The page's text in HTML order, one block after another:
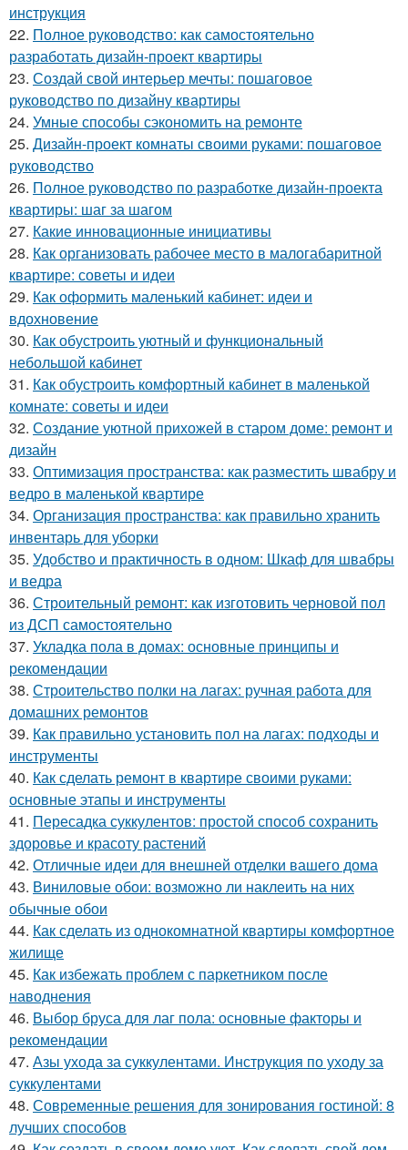
инструкция
22. Полное руководство: как самостоятельно
разработать дизайн-проект квартиры
23. Создай свой интерьер мечты: пошаговое
руководство по дизайну квартиры
24. Умные способы сэкономить на ремонте
25. Дизайн-проект комнаты своими руками: пошаговое
руководство
26. Полное руководство по разработке дизайн-проекта
квартиры: шаг за шагом
27. Какие инновационные инициативы
28. Как организовать рабочее место в малогабаритной
квартире: советы и идеи
29. Как оформить маленький кабинет: идеи и
вдохновение
30. Как обустроить уютный и функциональный
небольшой кабинет
31. Как обустроить комфортный кабинет в маленькой
комнате: советы и идеи
32. Создание уютной прихожей в старом доме: ремонт и
дизайн
33. Оптимизация пространства: как разместить швабру и
ведро в маленькой квартире
34. Организация пространства: как правильно хранить
инвентарь для уборки
35. Удобство и практичность в одном: Шкаф для швабры
и ведра
36. Строительный ремонт: как изготовить черновой пол
из ДСП самостоятельно
37. Укладка пола в домах: основные принципы и
рекомендации
38. Строительство полки на лагах: ручная работа для
домашних ремонтов
39. Как правильно установить пол на лагах: подходы и
инструменты
40. Как сделать ремонт в квартире своими руками:
основные этапы и инструменты
41. Пересадка суккулентов: простой способ сохранить
здоровье и красоту растений
42. Отличные идеи для внешней отделки вашего дома
43. Виниловые обои: возможно ли наклеить на них
обычные обои
44. Как сделать из однокомнатной квартиры комфортное
жилище
45. Как избежать проблем с паркетником после
наводнения
46. Выбор бруса для лаг пола: основные факторы и
рекомендации
47. Азы ухода за суккулентами. Инструкция по уходу за
суккулентами
48. Современные решения для зонирования гостиной: 8
лучших способов